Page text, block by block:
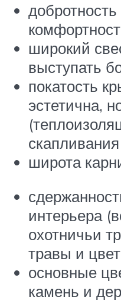
широкий
выступать
покатость
эстетична,
скапливания
широта
интерьера
охотничьи
травы и
основные
камень и